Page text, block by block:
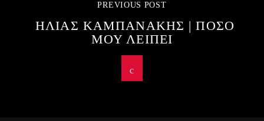
PREVIOUS POST
ΗΛΙΑΣ ΚΑΜΠΑΝΑΚΗΣ | ΠΟΣΟ
ΜΟΥ ΛΕΙΠΕΙ